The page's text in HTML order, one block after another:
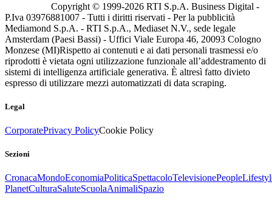
Copyright © 1999-2026 RTI S.p.A. Business Digital -
P.Iva 03976881007 - Tutti i diritti riservati - Per la pubblicità
Mediamond S.p.A. - RTI S.p.A., Mediaset N.V., sede legale
Amsterdam (Paesi Bassi) - Uffici Viale Europa 46, 20093 Cologno
Monzese (MI)Rispetto ai contenuti e ai dati personali trasmessi e/o
riprodotti è vietata ogni utilizzazione funzionale all’addestramento di
sistemi di intelligenza artificiale generativa. È altresì fatto divieto
espresso di utilizzare mezzi automatizzati di data scraping.
Legal
CorporatePrivacy PolicyCookie Policy
Sezioni
CronacaMondoEconomiaPoliticaSpettacoloTelevisionePeople
PlanetCulturaSaluteScuolaAnimaliSpazio